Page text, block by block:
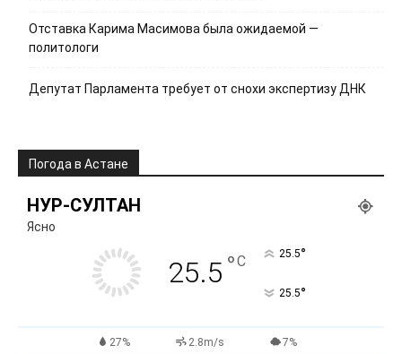
Отставка Карима Масимова была ожидаемой —
политологи
Депутат Парламента требует от снохи экспертизу ДНК
Погода в Астане
НУР-СУЛТАН
Ясно
25.5 °C 25.5°
25.5°
27% 2.8m/s 7%